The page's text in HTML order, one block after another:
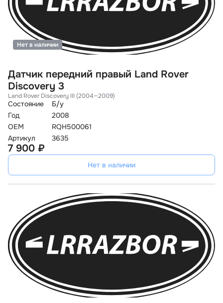
Датчик передний правый Land Rover
Discovery 3
Land Rover Discovery III (2004—2009)
Состояние
Б/у
Год
2008
OEM
RQH500061
Артикул
3635
Нет в наличии
7 900 ₽
Нет в наличии